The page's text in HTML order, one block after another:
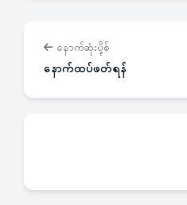
နောက်ဆုံးပို့စ်
နောက်ထပ်ဖတ်ရန်